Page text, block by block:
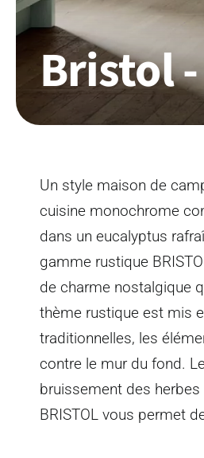
Bristol
Un style maison de
cuisine monochrome
dans un eucalyptus
gamme rustique
de charme nostalgique
thème rustique est mis
traditionnelles, les
contre le mur du fond.
bruissement des
BRISTOL vous permet